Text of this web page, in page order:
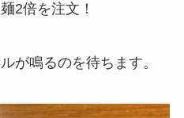
2倍を注文！
が鳴るのを待ちます。